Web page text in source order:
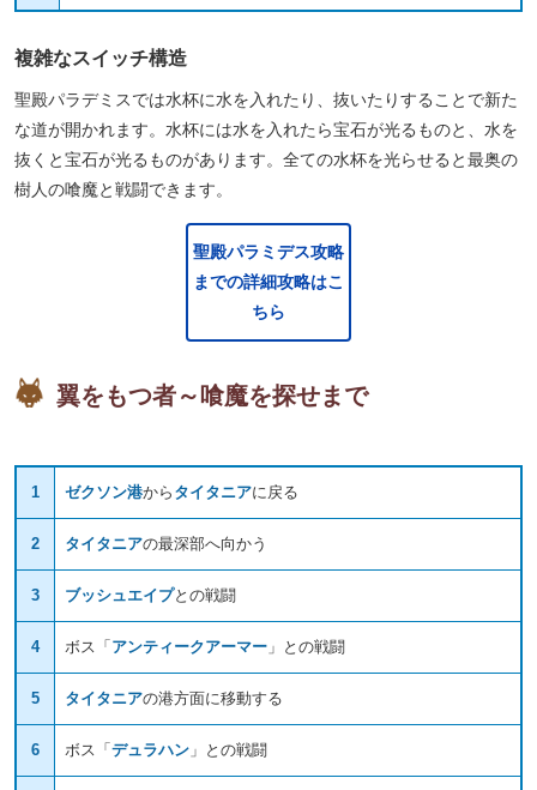
複雑なスイッチ構造
聖殿パラデミスでは水杯に水を入れたり、抜いたりすることで新た
な道が開かれます。水杯には水を入れたら宝石が光るものと、水を
抜くと宝石が光るものがあります。全ての水杯を光らせると最奥の
樹人の喰魔と戦闘できます。
聖殿パラミデス攻略
までの詳細攻略はこ
ちら
翼をもつ者～喰魔を探せまで
1 ゼクソン港から タイタニアに戻る
2 タイタニアの最深部へ向かう
3 ブッシュエイプとの戦闘
4 ボス「アンティークアーマー 」との戦闘
5 タイタニアの港方面に移動する
6 ボス「デュラハン 」との戦闘